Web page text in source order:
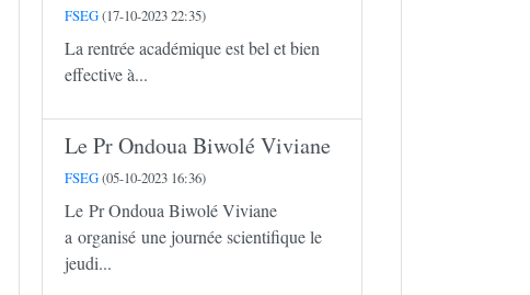
FSEG(17-10-2023 22:35)
La rentrée académique est bel et bien
effective à...
Le Pr Ondoua Biwolé Viviane
FSEG(05-10-2023 16:36)
Le Pr Ondoua Biwolé Viviane
a organisé une journée scientifique le
jeudi...